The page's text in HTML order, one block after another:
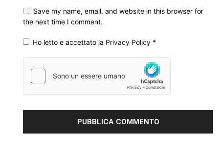
Save my name, email, and website in this browser for
the next time I comment.
Ho letto e accettato la Privacy Policy *